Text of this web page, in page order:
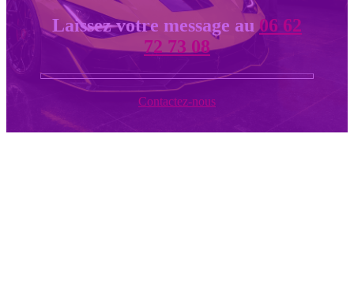
Laissez votre message au06 62
72 73 08
Contactez-nous